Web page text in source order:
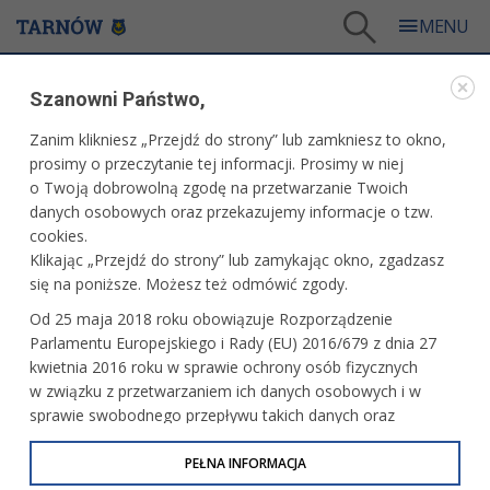
95 rocznica wymarszu I Kompanii Kadrowej z krakowskich Oleandrów
WARTO ZOBACZYĆ
95 ROCZNICA WYMARSZU I KOMPANII KADROWEJ
Z KRAKOWSKICH OLEANDRÓW
6 sierpnia 2009 r., fot: Paweł Topolski
Szanowni Państwo,
Zanim klikniesz „Przejdź do strony” lub zamkniesz to okno,
prosimy o przeczytanie tej informacji. Prosimy w niej
o Twoją dobrowolną zgodę na przetwarzanie Twoich
danych osobowych oraz przekazujemy informacje o tzw.
cookies.
Klikając „Przejdź do strony” lub zamykając okno, zgadzasz
się na poniższe. Możesz też odmówić zgody.
Od 25 maja 2018 roku obowiązuje Rozporządzenie
Parlamentu Europejskiego i Rady (EU) 2016/679 z dnia 27
kwietnia 2016 roku w sprawie ochrony osób fizycznych
w związku z przetwarzaniem ich danych osobowych i w
sprawie swobodnego przepływu takich danych oraz
uchylenia dyrektywy 95/46/WE (określane jako RODO, GDPR
lub Ogólne Rozporządzenie o Ochronie Danych
PEŁNA INFORMACJA